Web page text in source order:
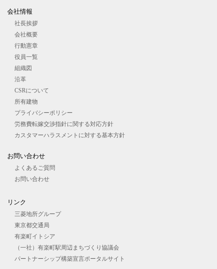
会社情報
社長挨拶
会社概要
行動憲章
役員一覧
組織図
沿革
CSRについて
所有建物
プライバシーポリシー
労務費転嫁交渉指針に関する対応方針
カスタマーハラスメントに対する基本方針
お問い合わせ
よくあるご質問
お問い合わせ
リンク
三菱地所グループ
東京都交通局
有楽町イトシア
（一社）有楽町駅周辺まちづくり協議会
パートナーシップ構築宣言ポータルサイト